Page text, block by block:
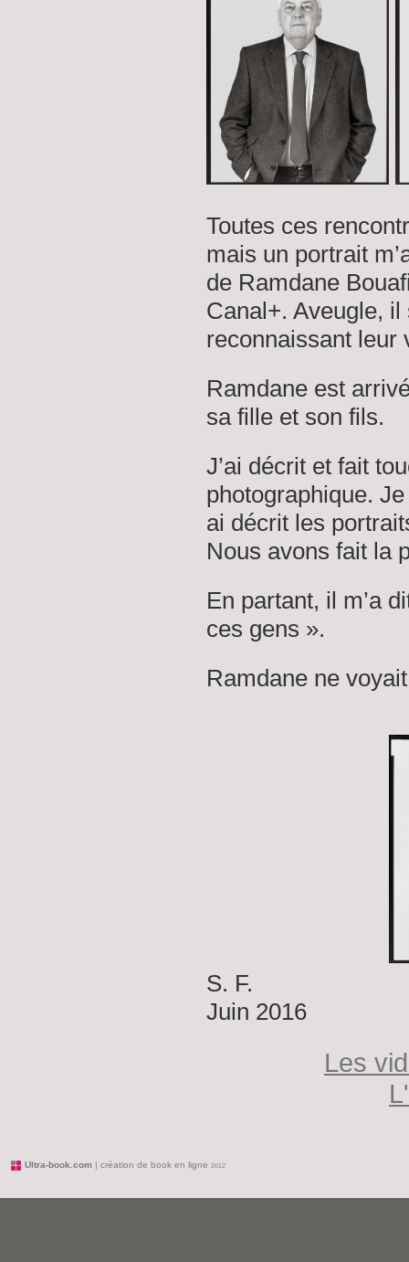
Toutes ces
mais un portrait
de Ramdane
Canal+. Aveugle,
reconnaissant leur
Ramdane est
sa fille et son fils.
J’ai décrit et fait
photographique.
ai décrit les
Nous avons fait la
En partant, il m’a
ces gens ».
Ramdane ne
S. F.
Juin 2016
Les
Ultra-book.com | création de book en ligne 2012